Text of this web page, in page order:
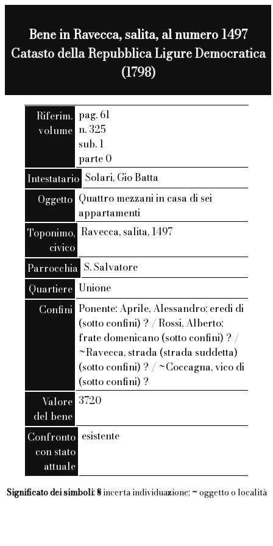
Bene in Ravecca, salita, al numero 1497
Catasto della Repubblica Ligure Democratica
(1798)
Riferim.
volume
pag. 61
n. 325
sub. 1
parte 0
Intestatario Solari, Gio Batta
Oggetto Quattro mezzani in casa di sei
appartamenti
Toponimo,
civico
Ravecca, salita, 1497
Parrocchia S. Salvatore
Quartiere Unione
Confini Ponente: Aprile, Alessandro; eredi di
(sotto confini) ? / Rossi, Alberto;
frate domenicano (sotto confini) ? /
~Ravecca, strada (strada suddetta)
(sotto confini) ? / ~Coccagna, vico di
(sotto confini) ?
Valore
del bene
3720
Confronto
con stato
attuale
esistente
Significato dei simboli: §incerta individuazione; ~ oggetto o località